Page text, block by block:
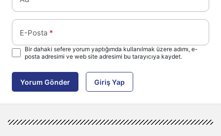
E-Posta *
Bir dahaki sefere yorum yaptığımda kullanılmak üzere adımı, e-
posta adresimi ve web site adresimi bu tarayıcıya kaydet.
Yorum Gönder Giriş Yap